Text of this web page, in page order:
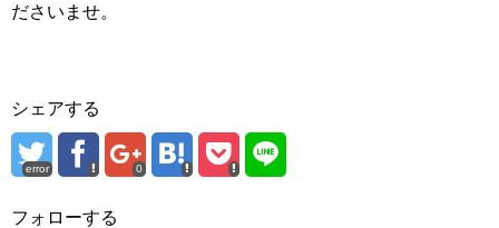
ださいませ。
シェアする
error 0
フォローする